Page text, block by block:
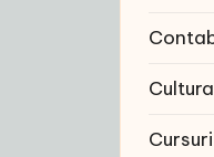
Cultura
Cursuri